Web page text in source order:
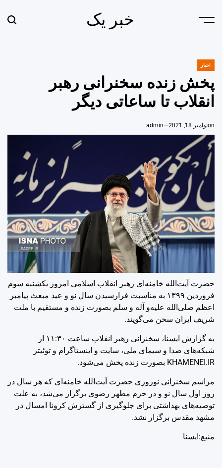
Menu خبر یک
POSTED
اخبار
پخش زنده سخنرانی رهبر
انقلاب تا ساعاتی دیگر
onنوامبر 18, 2021 admin
حضرت آیت‌الله خامنه‌ای رهبر انقلاب اسلامی امروز یکشنبه سوم
فروردین ۱۳۹۹ به مناسبت فرارسیدن سال نو و عید مبعث پیامبر
اعظم صلی‌الله علیه‌و آله و سلم بصورت زنده و مستقیم با ملت
شریف ایران سخن می‌گویند.
به گزارش ایسنا، سخنرانی رهبر انقلاب ساعت ۱۱:۳۰ از
شبکه‌های صدا و سیمای ملی، سایت و اینستاگرام و توئیتر
KHAMENEI.IR بصورت زنده پخش می‌شود.
مراسم سخنرانی نوروزی حضرت آیت‌الله خامنه‌ای که هر سال در
روز اول سال نو و در حرم مطهر رضوی برگزار می‌شد، به علت
توصیه‌های بهداشتی برای جلوگیری از گسترش کرونا امسال در
مشهد مقدس برگزار نشد.
منبع:ایسنا